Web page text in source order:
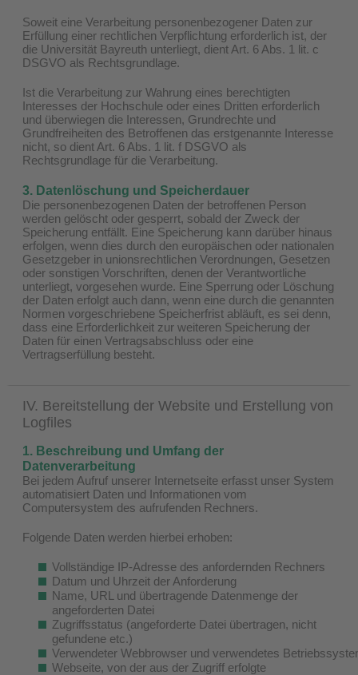
Soweit eine Verarbeitung personenbezogener Daten zur
Erfüllung einer rechtlichen Verpflichtung erforderlich ist, der
die Universität Bayreuth unterliegt, dient Art. 6 Abs. 1 lit. c
DSGVO als Rechtsgrundlage.
Ist die Verarbeitung zur Wahrung eines berechtigten
Interesses der Hochschule oder eines Dritten erforderlich
und überwiegen die Interessen, Grundrechte und
Grundfreiheiten des Betroffenen das erstgenannte Interesse
nicht, so dient Art. 6 Abs. 1 lit. f DSGVO als
Rechtsgrundlage für die Verarbeitung.
3. Datenlöschung und Speicherdauer
Die personenbezogenen Daten der betroffenen Person
werden gelöscht oder gesperrt, sobald der Zweck der
Speicherung entfällt. Eine Speicherung kann darüber hinaus
erfolgen, wenn dies durch den europäischen oder nationalen
Gesetzgeber in unionsrechtlichen Verordnungen, Gesetzen
oder sonstigen Vorschriften, denen der Verantwortliche
unterliegt, vorgesehen wurde. Eine Sperrung oder Löschung
der Daten erfolgt auch dann, wenn eine durch die genannten
Normen vorgeschriebene Speicherfrist abläuft, es sei denn,
dass eine Erforderlichkeit zur weiteren Speicherung der
Daten für einen Vertragsabschluss oder eine
Vertragserfüllung besteht.
IV. Bereitstellung der Website und Erstellung von
Logfiles
1. Beschreibung und Umfang der
Datenverarbeitung
Bei jedem Aufruf unserer Internetseite erfasst unser System
automatisiert Daten und Informationen vom
Computersystem des aufrufenden Rechners.
Folgende Daten werden hierbei erhoben:
Vollständige IP-Adresse des anfordernden Rechners
Datum und Uhrzeit der Anforderung
Name, URL und übertragende Datenmenge der
angeforderten Datei
Zugriffsstatus (angeforderte Datei übertragen, nicht
gefundene etc.)
Verwendeter Webbrowser und verwendetes
Webseite, von der aus der Zugriff erfolgte